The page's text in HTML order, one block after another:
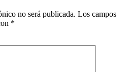
no será publicada. Los campos
*